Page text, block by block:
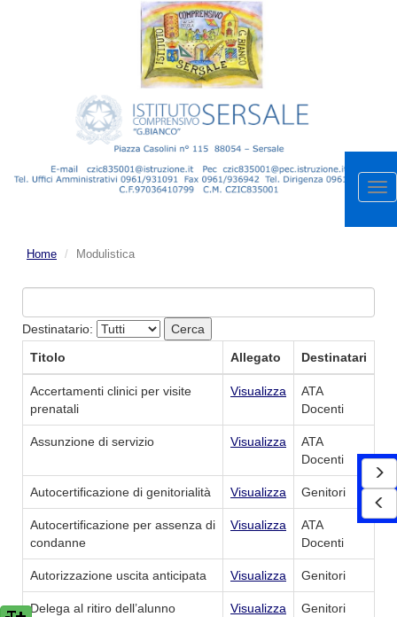
Home Modulistica
Destinatario:
Titolo
Allegato Destinatari
Accertamenti clinici per visite
prenatali
Visualizza
ATA
Docenti
Assunzione di servizio Visualizza
ATA
Docenti
Autocertificazione di genitorialità Visualizza Genitori
Autocertificazione per assenza di
condanne
Visualizza
ATA
Docenti
Autorizzazione uscita anticipata Visualizza Genitori
Delega al ritiro dell’alunno Visualizza Genitori